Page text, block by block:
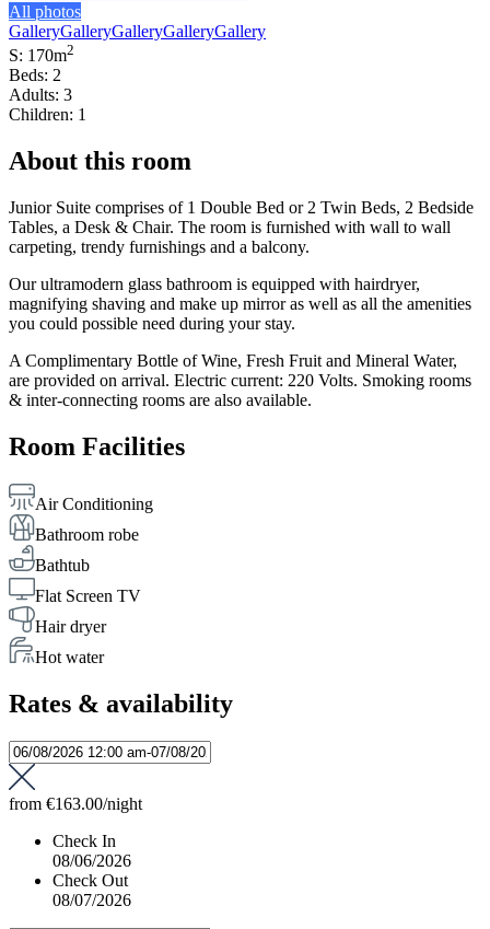
All photos
GalleryGalleryGalleryGalleryGallery
S: 170m2
Beds: 2
Adults: 3
Children: 1
About this room
Junior Suite comprises of 1 Double Bed or 2 Twin Beds, 2 Bedside
Tables, a Desk & Chair. The room is furnished with wall to wall
carpeting, trendy furnishings and a balcony.
Our ultramodern glass bathroom is equipped with hairdryer,
magnifying shaving and make up mirror as well as all the amenities
you could possible need during your stay.
A Complimentary Bottle of Wine, Fresh Fruit and Mineral Water,
are provided on arrival. Electric current: 220 Volts. Smoking rooms
& inter-connecting rooms are also available.
Room Facilities
Air Conditioning
Bathroom robe
Bathtub
Flat Screen TV
Hair dryer
Hot water
Rates & availability
from €163.00/night
Check In
08/06/2026
Check Out
08/07/2026